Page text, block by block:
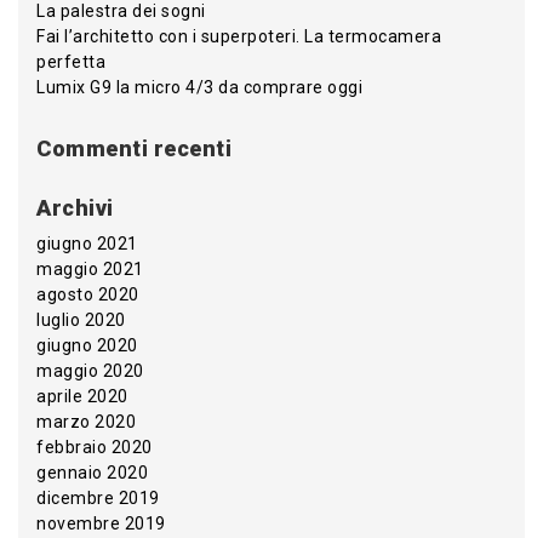
La palestra dei sogni
Fai l’architetto con i superpoteri. La termocamera
perfetta
Lumix G9 la micro 4/3 da comprare oggi
Commenti recenti
Archivi
giugno 2021
maggio 2021
agosto 2020
luglio 2020
giugno 2020
maggio 2020
aprile 2020
marzo 2020
febbraio 2020
gennaio 2020
dicembre 2019
novembre 2019